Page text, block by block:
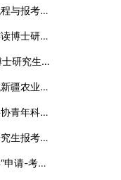
可优先获得苏
的申请者需满
交通大学推荐
研究生招生的
报名方式所有
生须按规定时
愿填报。硕博
正确。所有纸
月22日上午
逾期不予受
严格对照材料
所有提交材料
性和准确性负
选拔与录取1.
综合素质，培
国家战略需求
和区域发展需
，学校拥有4个
点，以及17个
增长，博士研
方面，学校构
江南大学商学院2026博士选拔流程与报考条件汇总
兰州大学管理学院2026年硕博连读博士研究生招生“申请-考核”实施方案
南开大学2026年“申请-考核”制博士研究生招生录取工作实施细则
2026年全国硕士研究生招生考试新疆农业大学报考点网上确认公告
关于2025年北京林业大学中国科协青年科技人才培育工程博士生推荐工作的通知
中国石油大学经管2026年博士研究生报考通知
福州大学经济与管理学院2026年“申请-考核”制招收攻读博士学位研究生相关要求